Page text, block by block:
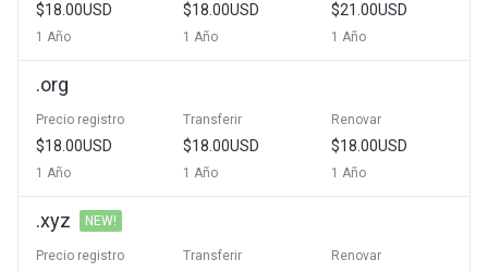
$18.00USD
1 Año
$18.00USD
1 Año
$21.00USD
1 Año
.org
Precio registro
$18.00USD
1 Año
Transferir
$18.00USD
1 Año
Renovar
$18.00USD
1 Año
.xyz NEW!
Precio registro Transferir Renovar